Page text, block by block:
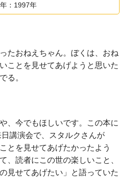
：1997年
たおねえちゃん。ぼくは、おね
ことを見せてあげようと思いた
る。
、今でもほしいです。この本に
講演会で、スタルクさんが
とを見せてあげたかったよう
、読者にこの世の楽しいこと、
見せてあげたい」と語っていた